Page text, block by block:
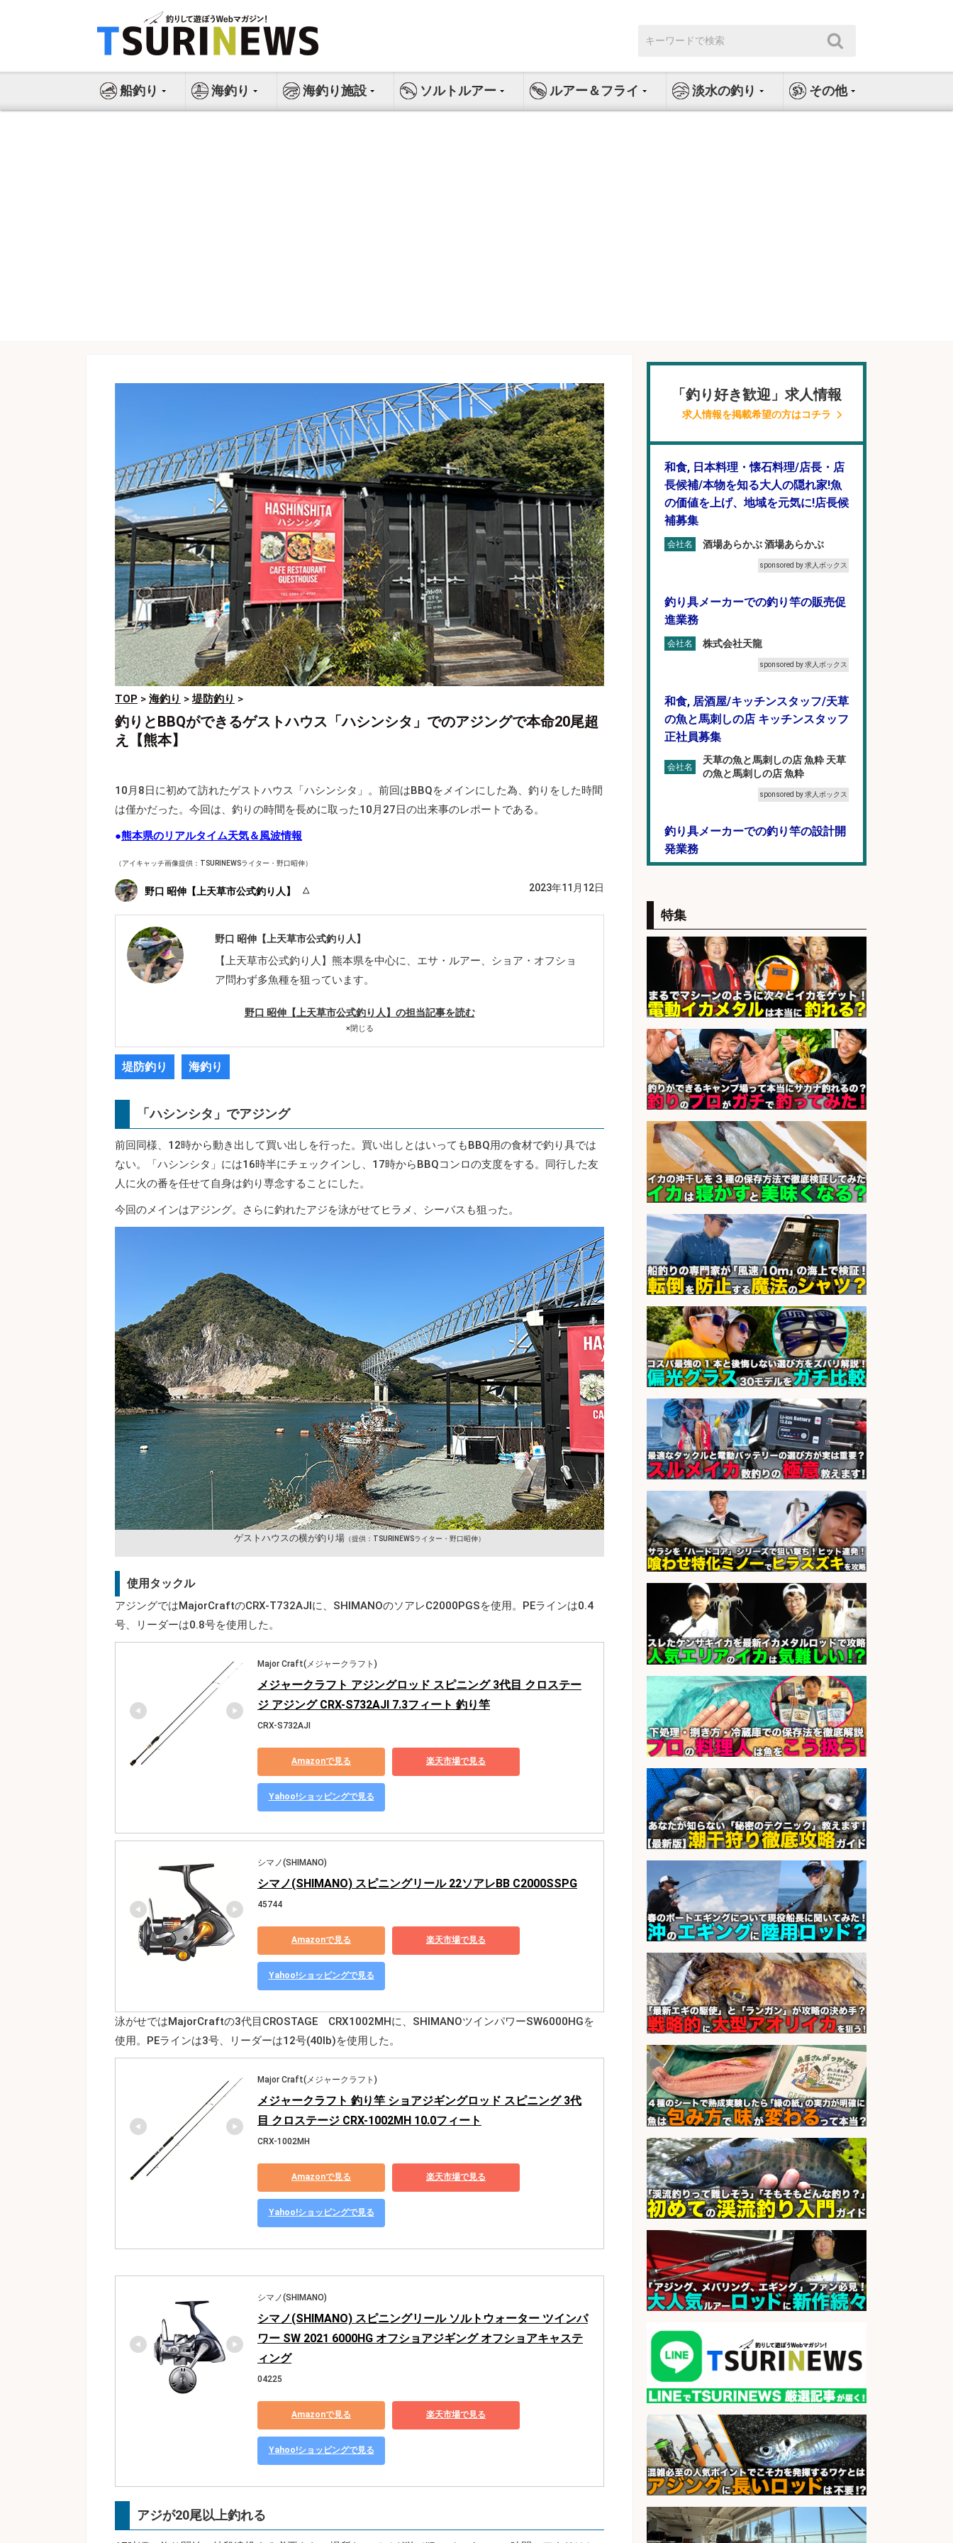
ス
索:
船釣り 海釣り 海釣り施設 ソルトルアー ルアー＆フライ 淡水の釣り その他
TOP > 海釣り >堤防釣り >
釣りとBBQができるゲストハウス「ハシンシタ」でのアジングで本命20尾超
え【熊本】
10月8日に初めて訪れたゲストハウス「ハシンシタ」。前回はBBQをメインにした為、釣りをした時間
は僅かだった。今回は、釣りの時間を長めに取った10月27日の出来事のレポートである。
●熊本県のリアルタイム天気＆風波情報
（アイキャッチ画像提供：TSURINEWSライター・野口昭伸）
野口 昭伸【上天草市公式釣り人】 2023年11月12日
野口 昭伸【上天草市公式釣り人】
【上天草市公式釣り人】熊本県を中心に、エサ・ルアー、ショア・オフショ
ア問わず多魚種を狙っています。
野口 昭伸【上天草市公式釣り人】の担当記事を読む
×閉じる
堤防釣り 海釣り
「ハシンシタ」でアジング
前回同様、12時から動き出して買い出しを行った。買い出しとはいってもBBQ用の食材で釣り具では
ない。「ハシンシタ」には16時半にチェックインし、17時からBBQコンロの支度をする。同行した友
人に火の番を任せて自身は釣り専念することにした。
今回のメインはアジング。さらに釣れたアジを泳がせてヒラメ、シーバスも狙った。
ゲストハウスの横が釣り場 （提供：TSURINEWSライター・野口昭伸）
使用タックル
アジングではMajorCraftのCRX-T732AJIに、SHIMANOのソアレC2000PGSを使用。PEラインは0.4
号、リーダーは0.8号を使用した。
Major Craft(メジャークラフト)
メジャークラフト アジングロッド スピニング 3代目 クロステー
ジ アジング CRX-S732AJI 7.3フィート 釣り竿
CRX-S732AJI
Amazonで見る 楽天市場で見る
Yahoo!ショッピングで見る
シマノ(SHIMANO)
シマノ(SHIMANO) スピニングリール 22ソアレBB C2000SSPG
45744
Amazonで見る 楽天市場で見る
Yahoo!ショッピングで見る
泳がせではMajorCraftの3代目CROSTAGE CRX1002MHに、SHIMANOツインパワーSW6000HGを
使用。PEラインは3号、リーダーは12号(40lb)を使用した。
Major Craft(メジャークラフト)
メジャークラフト 釣り竿 ショアジギングロッド スピニング 3代
目 クロステージ CRX-1002MH 10.0フィート
CRX-1002MH
Amazonで見る 楽天市場で見る
Yahoo!ショッピングで見る
シマノ(SHIMANO)
シマノ(SHIMANO) スピニングリール ソルトウォーター ツインパ
ワー SW 2021 6000HG オフショアジギング オフショアキャステ
ィング
04225
Amazonで見る 楽天市場で見る
Yahoo!ショッピングで見る
アジが20尾以上釣れる
「釣り好き歓迎」求人情報
求人情報を掲載希望の方はコチラ
和食, 日本料理・懐石料理/店長・店
長候補/本物を知る大人の隠れ家!魚
の価値を上げ、地域を元気に!店長候
補募集
会社名 酒場あらかぶ 酒場あらかぶ
sponsored by 求人ボックス
釣り具メーカーでの釣り竿の販売促
進業務
会社名 株式会社天龍
sponsored by 求人ボックス
和食, 居酒屋/キッチンスタッフ/天草
の魚と馬刺しの店 キッチンスタッフ
正社員募集
会社名
天草の魚と馬刺しの店 魚粋 天草
の魚と馬刺しの店 魚粋
sponsored by 求人ボックス
釣り具メーカーでの釣り竿の設計開
発業務
精肉・青果・鮮魚販売/「志布志
市」「時給1,150円〜」志布志市周
辺でお魚のカットや商品の陳列スタ
ッフ/未経験歓迎×残業少なめ×車通
勤OK/鹿児島県/志布志市
sponsored by 求人ボックス
営業事務/「大津市」「時給1,300
円」小野駅から徒歩6分/釣り具メー
カーの物流事務・営業アシスタン
ト/土日祝休み×大型連休あり×残業
なし/滋賀県/大津市
会社名 株式会社ホットスタッフ滋賀
sponsored by 求人ボックス
精肉・青果・鮮魚販売/「志布志
市」「時給1,150円〜」志布志市内
でお魚のカットや商品の陳列スタッ
フ/車通勤OK×時間選べる×未経験歓
迎/鹿児島県/志布志市
会社名 株式会社ホットスタッフ鹿児島
sponsored by 求人ボックス
和食, 日本料理・懐石料理/店長・店
長候補/ライブ感が満載!魚の価値を
上げ、食とエンタメで地域を元気に!
店長候補募集
会社名
魚と肴 いとおかし 魚と肴 いとお
かし
sponsored by 求人ボックス
製造「組立・加工」/釣り具部品の
製造企業にてNC旋盤加工機の操作
日勤寮完備
会社名 フジアルテ株式会社
sponsored by 求人ボックス
日払いOKで即日収入/品出し/釣り具
和田市
会社名 株式会社アドミック
sponsored by 求人ボックス
さらに求人情報を見る
特集